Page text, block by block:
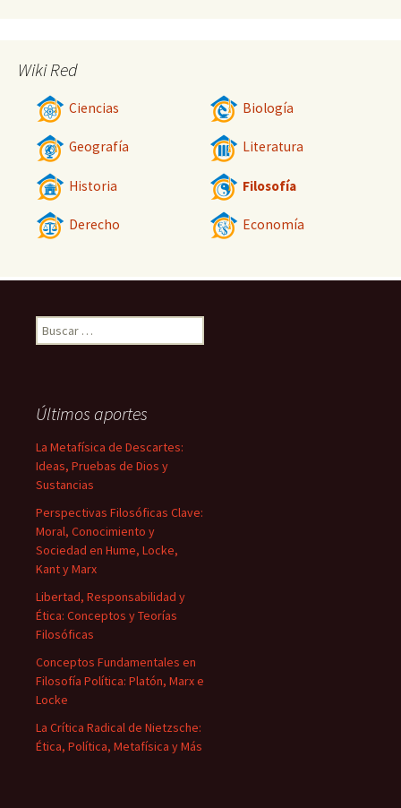
Wiki Red
Ciencias Biología
Geografía Literatura
Historia Filosofía
Derecho Economía
Buscar:
Últimos aportes
La Metafísica de Descartes:
Ideas, Pruebas de Dios y
Sustancias
Perspectivas Filosóficas Clave:
Moral, Conocimiento y
Sociedad en Hume, Locke,
Kant y Marx
Libertad, Responsabilidad y
Ética: Conceptos y Teorías
Filosóficas
Conceptos Fundamentales en
Filosofía Política: Platón, Marx e
Locke
La Crítica Radical de Nietzsche:
Ética, Política, Metafísica y Más